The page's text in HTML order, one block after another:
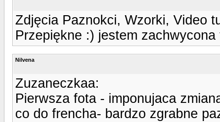
Zdjęcia Paznokci, Wzorki, Video
Przepiękne :) jestem
Nilvena
Zuzaneczkaa:
Pierwsza fota - imponujaca
co do frencha- bardzo zgrabne